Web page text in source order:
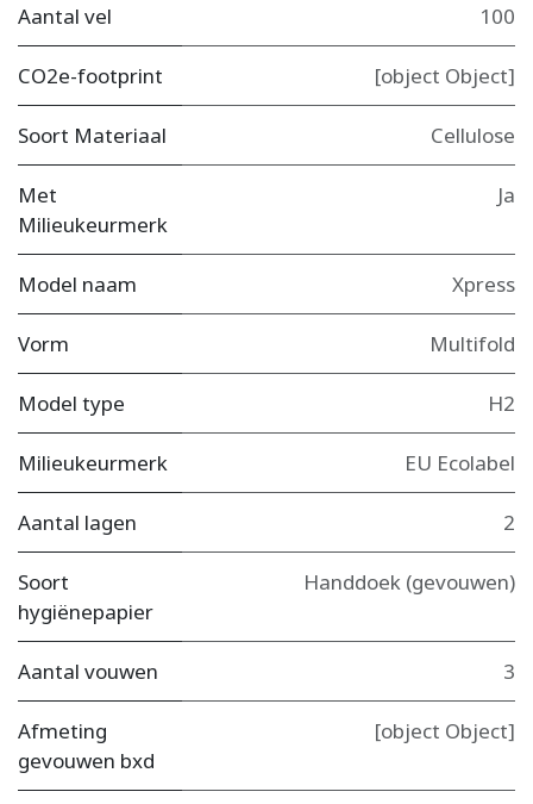
Aantal vel 100
CO2e-footprint [object Object]
Soort Materiaal Cellulose
Met
Milieukeurmerk
Ja
Model naam Xpress
Vorm Multifold
Model type H2
Milieukeurmerk EU Ecolabel
Aantal lagen 2
Soort
hygiënepapier
Handdoek (gevouwen)
Aantal vouwen 3
Afmeting
gevouwen bxd
[object Object]